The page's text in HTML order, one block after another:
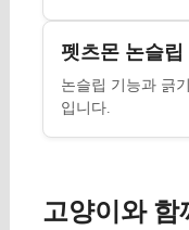
펫츠몬 논슬립
논슬립 기능과 긁
입니다.
고양이와 함